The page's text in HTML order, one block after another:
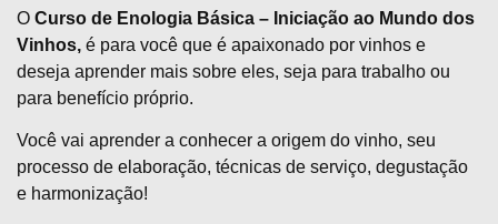
O Curso de Enologia Básica – Iniciação ao Mundo dos
Vinhos, é para você que é apaixonado por vinhos e
deseja aprender mais sobre eles, seja para trabalho ou
para benefício próprio.
Você vai aprender a conhecer a origem do vinho, seu
processo de elaboração, técnicas de serviço, degustação
e harmonização!